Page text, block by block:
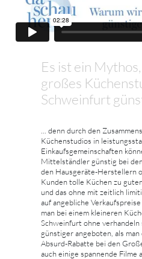
Es ist ein
großes
Schweinfurt
... denn durch den
Küchenstudios in
Einkaufsgemeinschaften
Mittelständler günstig bei
den Hausgeräte-Herstellern
Kunden tolle Küchen zu
und das ohne mit zeitlich
auf angebliche
man bei einem kleineren
Schweinfurt ohne verhandeln
günstiger angeboten, als
Absurd-Rabatte bei den
auch einige spannende Filme